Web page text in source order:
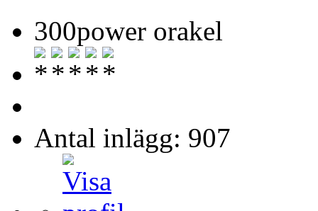
300power orakel
Antal inlägg: 907